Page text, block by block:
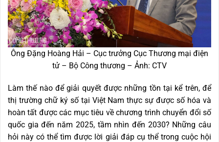
Ông Đặng Hoàng Hải – Cục trưởng Cục Thương mại điện
tử – Bộ Công thương – Ảnh: CTV
Làm thế nào để giải quyết được những tồn tại kể trên, để
thị trường chữ ký số tại Việt Nam thực sự được số hóa và
hoàn tất được các mục tiêu về chương trình chuyển đổi số
quốc gia đến năm 2025, tầm nhìn đến 2030? Những câu
hỏi này có thể tìm được lời giải đáp cụ thể trong cuộc hội